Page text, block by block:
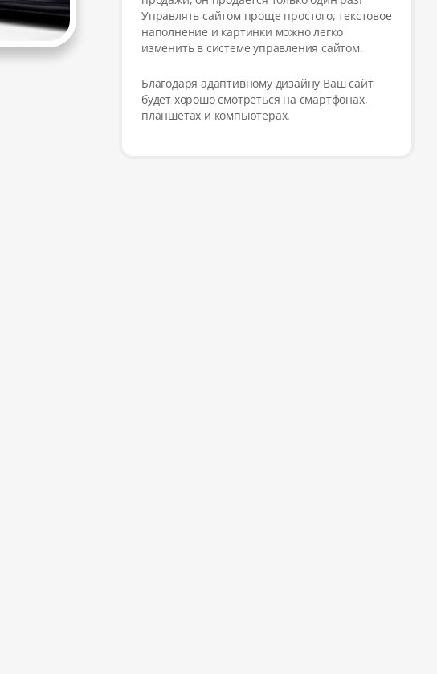
Управлять сайтом проще простого, текстовое
наполнение и картинки можно легко
изменить в системе управления сайтом.
Благодаря адаптивному дизайну Ваш сайт
будет хорошо смотреться на смартфонах,
планшетах и компьютерах.